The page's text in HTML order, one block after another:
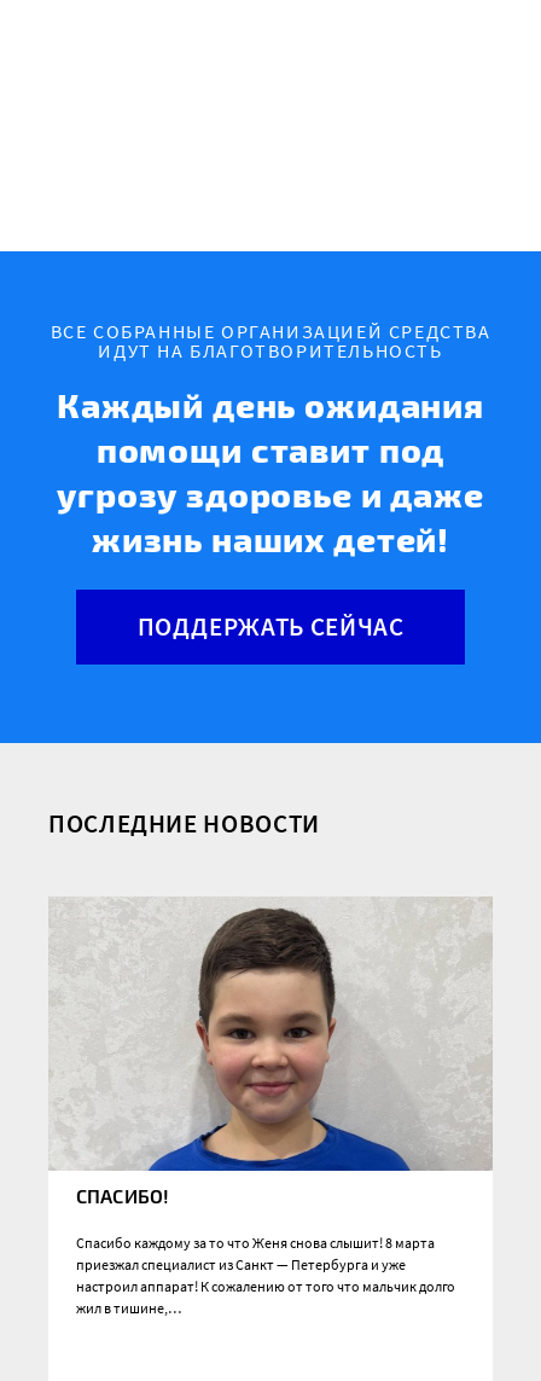
ВСЕ СОБРАННЫЕ ОРГАНИЗАЦИЕЙ СРЕДСТВА
ИДУТ НА БЛАГОТВОРИТЕЛЬНОСТЬ
Каждый день ожидания
помощи ставит под
угрозу здоровье и даже
жизнь наших детей!
ПОДДЕРЖАТЬ СЕЙЧАС
ПОСЛЕДНИЕ НОВОСТИ
СПАСИБО!
Спасибо каждому за то что Женя снова слышит! 8 марта
приезжал специалист из Санкт — Петербурга и уже
настроил аппарат! К сожалению от того что мальчик долго
жил в тишине,…